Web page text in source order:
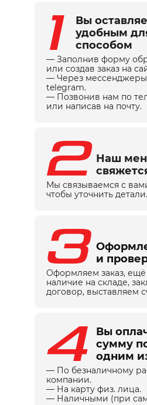
1
Вы
удобным
способом
— Заполнив форму
или создав заказ на
— Через мессенджеры
telegram.
— Позвонив нам по
или написав на почту.
2 Наш
Мы связываемся с
чтобы уточнить детали.
3 и
Оформляем заказ,
наличие на складе,
договор, выставляем
4
Вы
сумму
одним
— По безналичному
компании.
— На карту физ. лица.
— Наличными (при